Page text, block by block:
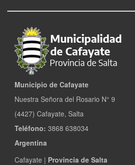
Municipio de Cafayate
Nuestra Señora del Rosario N° 9
(4427) Cafayate, Salta
Teléfono: 3868 638034
Argentina
Cafayate | Provincia de Salta